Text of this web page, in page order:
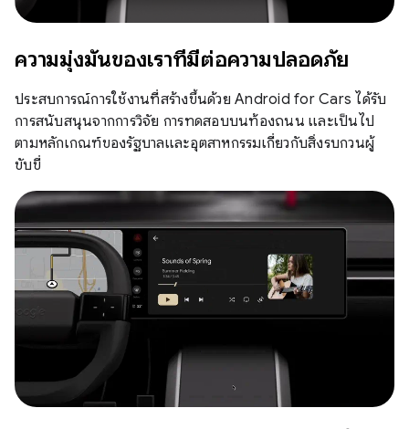
ความมุ่งมั่นของเราที่มีต่อความปลอดภัย
ประสบการณ์การใช้งานที่สร้างขึ้นด้วย Android for Cars ได้รับ
การสนับสนุนจากการวิจัย การทดสอบบนท้องถนน และเป็นไป
ตามหลักเกณฑ์ของรัฐบาลและอุตสาหกรรมเกี่ยวกับสิ่งรบกวนผู้
ขับขี่